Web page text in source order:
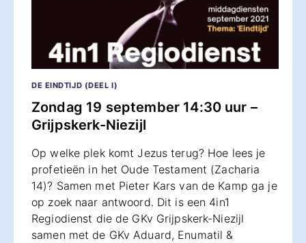
DE EINDTIJD (DEEL I)
Zondag 19 september 14:30 uur –
Grijpskerk-Niezijl
Op welke plek komt Jezus terug? Hoe lees je
profetieën in het Oude Testament (Zacharia
14)? Samen met Pieter Kars van de Kamp ga je
op zoek naar antwoord. Dit is een 4in1
Regiodienst die de GKv Grijpskerk-Niezijl
samen met de GKv Aduard, Enumatil &